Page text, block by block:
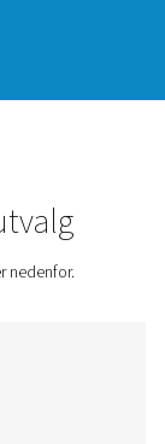
gassystemer.
klarhet – fra
av trykk,
skjer i